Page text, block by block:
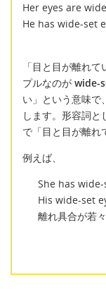
Her eyes are
He has wide-set
「目と目が離れ
プルなのが wide-
い」という意味で
します。形容詞と
で「目と目が離れ
例えば、
She has wide-
His wide-set
離れ具合が若